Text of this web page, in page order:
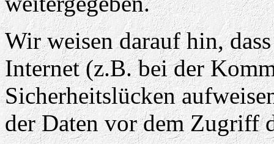
Wir weisen darauf hin,
Internet (z.B. bei der
Sicherheitslücken
der Daten vor dem Zugriff